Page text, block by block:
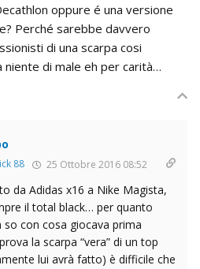
oppure é una versione
Perché sarebbe davvero
di una scarpa cosi
niente di male eh per carità…
88 25 Ottobre 2016 08:52
da Adidas x16 a Nike Magista,
il total black… per quanto
so con cosa giocava prima
la scarpa “vera” di un top
lui avrà fatto) è difficile che